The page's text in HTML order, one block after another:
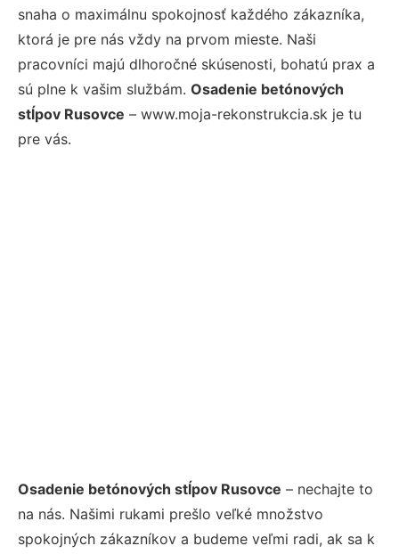
snaha o maximálnu spokojnosť každého zákazníka,
ktorá je pre nás vždy na prvom mieste. Naši
pracovníci majú dlhoročné skúsenosti, bohatú prax a
sú plne k vašim službám. Osadenie betónových
stĺpov Rusovce – www.moja-rekonstrukcia.sk je tu
pre vás.
Osadenie betónových stĺpov Rusovce – nechajte to
na nás. Našimi rukami prešlo veľké množstvo
spokojných zákazníkov a budeme veľmi radi, ak sa k